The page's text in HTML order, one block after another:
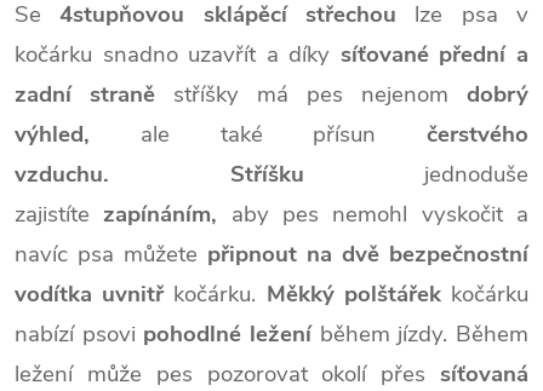
Se4stupňovou sklápěcí střechou lze psa v
kočárku snadno uzavřít a díky síťované přední a
zadní straně stříšky má pes nejenom dobrý
výhled, ale také přísun čerstvého
vzduchu.
Stříšku jednoduše
zajistíte zapínáním, aby pes nemohl vyskočit a
navíc psa můžete připnout na dvě bezpečnostní
vodítka uvnitřkočárku. Měkký polštářek kočárku
nabízí psovi pohodlné leženíběhem jízdy. Během
ležení může pes pozorovat okolí přes síťovaná